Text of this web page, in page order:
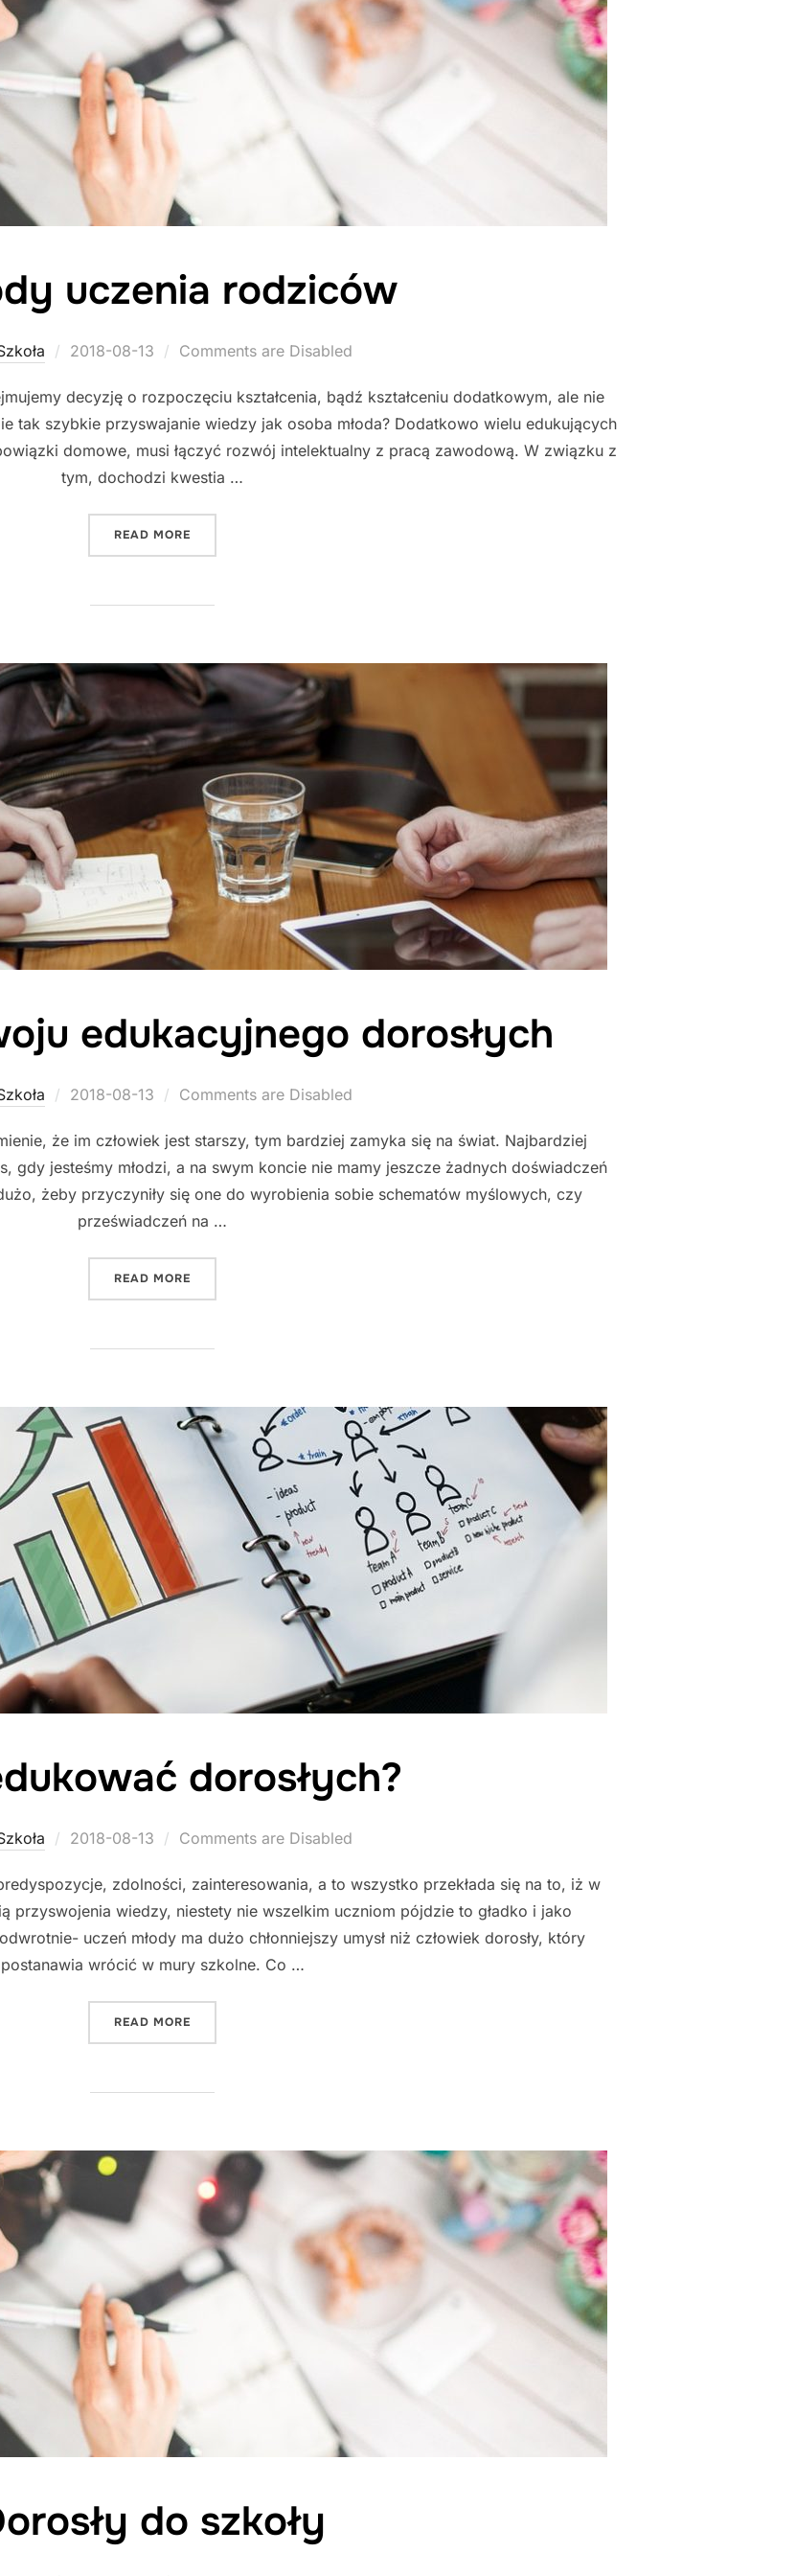
uczenia rodziców
Posted
2018-08-13 Comments are Disabled
decyzję o rozpoczęciu kształcenia, bądź kształceniu dodatkowym, ale nie
tak szybkie przyswajanie wiedzy jak osoba młoda? Dodatkowo wielu edukujących
domowe, musi łączyć rozwój intelektualny z pracą zawodową. W związku z
tym, dochodzi kwestia …
READ MORE
edukacyjnego dorosłych
Posted
2018-08-13 Comments are Disabled
że im człowiek jest starszy, tym bardziej zamyka się na świat. Najbardziej
gdy jesteśmy młodzi, a na swym koncie nie mamy jeszcze żadnych doświadczeń
żeby przyczyniły się one do wyrobienia sobie schematów myślowych, czy
przeświadczeń na …
READ MORE
dorosłych?
Posted
2018-08-13 Comments are Disabled
zdolności, zainteresowania, a to wszystko przekłada się na to, iż w
przyswojenia wiedzy, niestety nie wszelkim uczniom pójdzie to gładko i jako
uczeń młody ma dużo chłonniejszy umysł niż człowiek dorosły, który
postanawia wrócić w mury szkolne. Co …
READ MORE
do szkoły